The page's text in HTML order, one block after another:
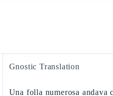
Gnostic Translation
Una folla numerosa andava